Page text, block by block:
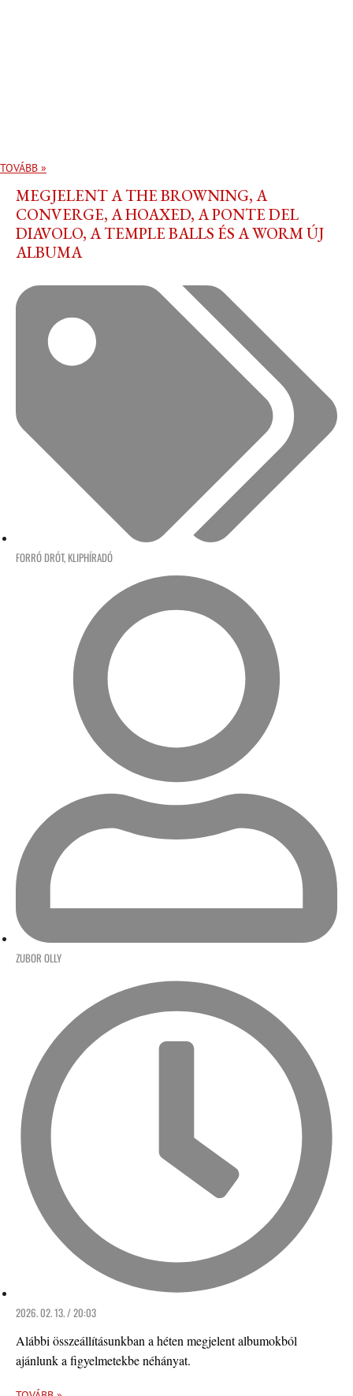
TOVÁBB »
MEGJELENT A THE BROWNING, A
CONVERGE, A HOAXED, A PONTE DEL
DIAVOLO, A TEMPLE BALLS ÉS A WORM ÚJ
ALBUMA
FORRÓ DRÓT, KLIPHÍRADÓ
ZUBOR OLLY
2026. 02. 13. / 20:03
Alábbi összeállításunkban a héten megjelent albumokból
ajánlunk a figyelmetekbe néhányat.